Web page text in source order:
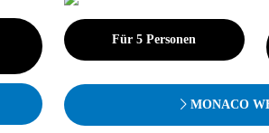
Für 5 Personen
MONACO